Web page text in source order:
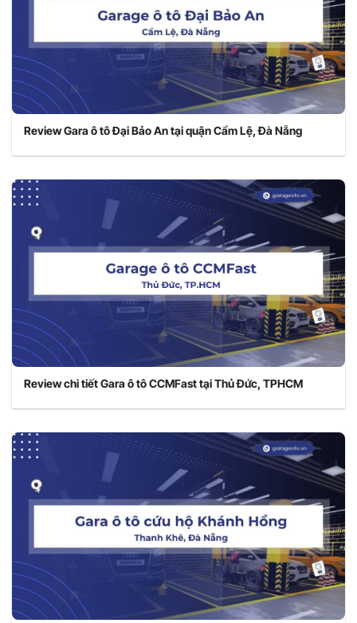
Review Gara ô tô Đại Bảo An tại quận Cẩm Lệ, Đà Nẵng
Review chi tiết Gara ô tô CCMFast tại Thủ Đức, TPHCM